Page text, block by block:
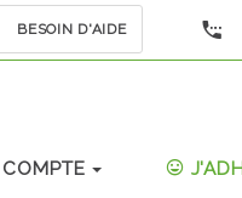
BESOIN D'AIDE